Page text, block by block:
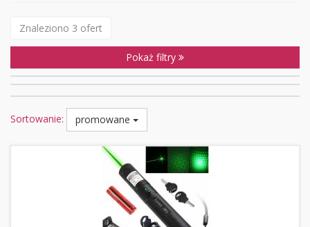
Znaleziono 3 ofert
Pokaż filtry
Sortowanie: promowane